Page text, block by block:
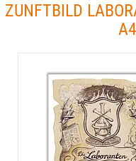
ZUNFTBILD